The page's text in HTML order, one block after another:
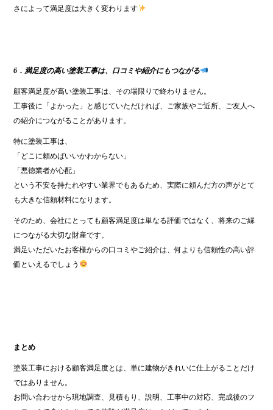
さによって満足度は大きく変わります
6．満足度の高い塗装工事は、口コミや紹介にもつながる
顧客満足度が高い塗装工事は、その場限りで終わりません。
工事後に「よかった」と感じていただければ、ご家族やご近所、ご友人へ
の紹介につながることがあります。
特に塗装工事は、
「どこに頼めばいいかわからない」
「悪徳業者が心配」
という不安を持たれやすい業界でもあるため、実際に頼んだ方の声がとて
も大きな信頼材料になります。
そのため、会社にとっても顧客満足度は単なる評価ではなく、将来のご縁
につながる大切な財産です。
満足いただいたお客様からの口コミやご紹介は、何よりも信頼性の高い評
価といえるでしょう
まとめ
塗装工事における顧客満足度とは、単に建物がきれいに仕上がることだけ
ではありません。
お問い合わせから現地調査、見積もり、説明、工事中の対応、完成後のフ